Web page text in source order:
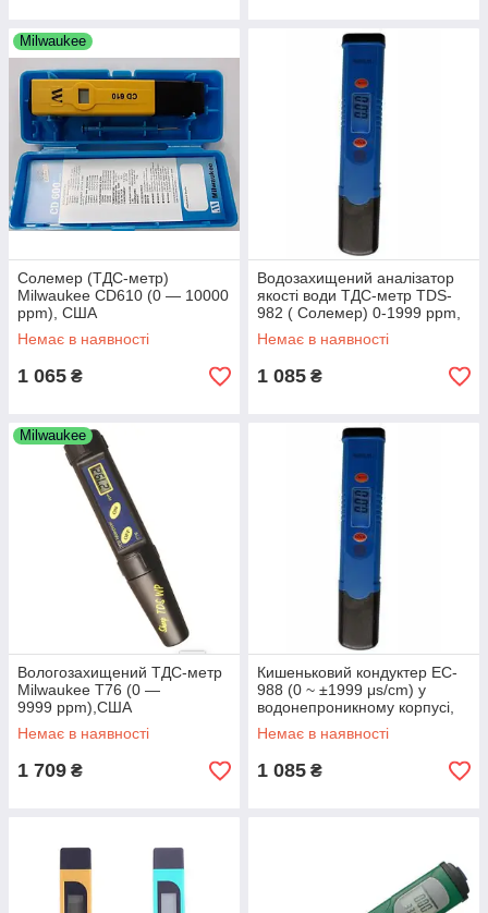
Milwaukee
Солемер (ТДС-метр)
Milwaukee CD610 (0 — 10000
ppm), США
Немає в наявності
1 065 ₴
Водозахищений аналізатор
якості води ТДС-метр TDS-
982 ( Солемер) 0-1999 ppm,
АТС, протиударний корпус
Немає в наявності
1 085 ₴
Milwaukee
Вологозахищений ТДС-метр
Milwaukee Т76 (0 —
9999 ppm),США
Немає в наявності
1 709 ₴
Кишеньковий кондуктер EC-
988 (0 ~ ±1999 μs/cm) у
водонепроникному корпусі,
АТС
Немає в наявності
1 085 ₴